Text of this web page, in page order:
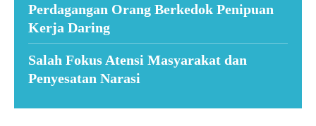
Perdagangan Orang Berkedok Penipuan
Kerja Daring
Salah Fokus Atensi Masyarakat dan
Penyesatan Narasi